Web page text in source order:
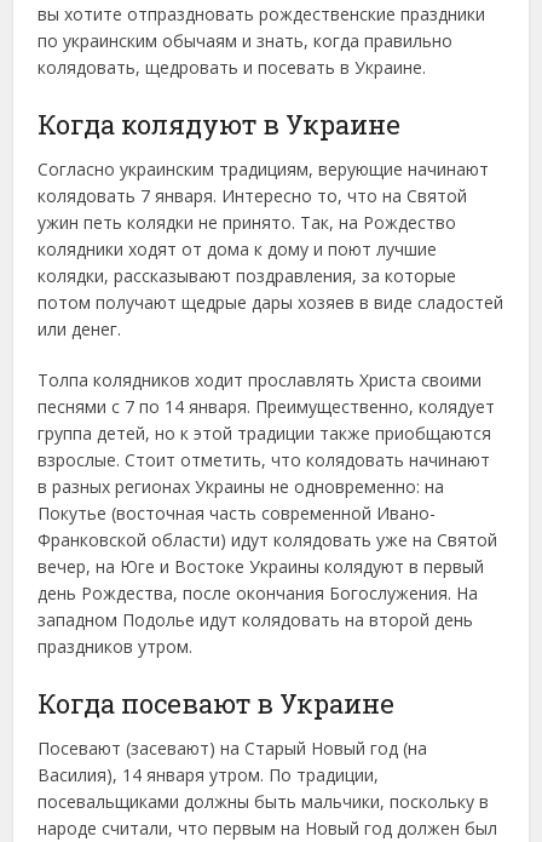
вы хотите отпраздновать рождественские праздники
по украинским обычаям и знать, когда правильно
колядовать, щедровать и посевать в Украине.
Когда колядуют в Украине
Согласно украинским традициям, верующие начинают
колядовать 7 января. Интересно то, что на Святой
ужин петь колядки не принято. Так, на Рождество
колядники ходят от дома к дому и поют лучшие
колядки, рассказывают поздравления, за которые
потом получают щедрые дары хозяев в виде сладостей
или денег.
Толпа колядников ходит прославлять Христа своими
песнями с 7 по 14 января. Преимущественно, колядует
группа детей, но к этой традиции также приобщаются
взрослые. Стоит отметить, что колядовать начинают
в разных регионах Украины не одновременно: на
Покутье (восточная часть современной Ивано-
Франковской области) идут колядовать уже на Святой
вечер, на Юге и Востоке Украины колядуют в первый
день Рождества, после окончания Богослужения. На
западном Подолье идут колядовать на второй день
праздников утром.
Когда посевают в Украине
Посевают (засевают) на Старый Новый год (на
Василия), 14 января утром. По традиции,
посевальщиками должны быть мальчики, поскольку в
народе считали, что первым на Новый год должен был